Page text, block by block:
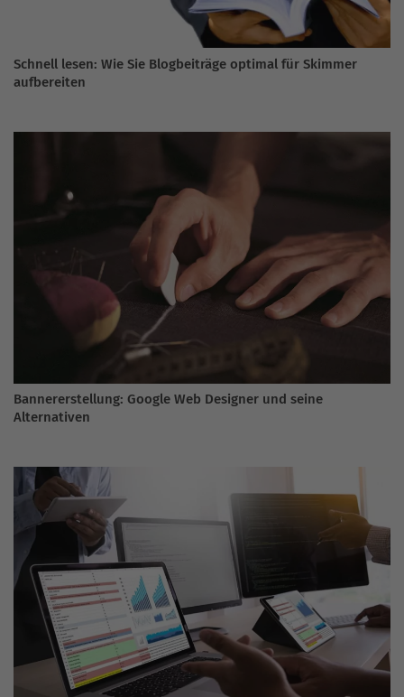
Schnell lesen: Wie Sie Blogbeiträge optimal für Skimmer
aufbereiten
Bannererstellung: Google Web Designer und seine
Alternativen